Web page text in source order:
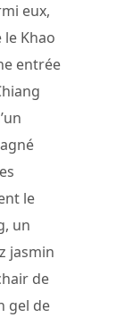
eux,
Khao
entrée
le
un
jasmin
de
gel de